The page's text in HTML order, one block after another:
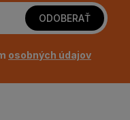
ODOBERAŤ
osobných údajov